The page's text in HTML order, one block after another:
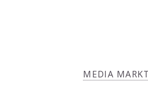
MEDIA MARKT